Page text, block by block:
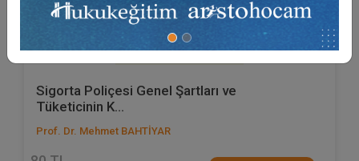
Sigorta Poliçesi Genel Şartları ve
Tüketicinin K...
Prof. Dr. Mehmet BAHTİYAR